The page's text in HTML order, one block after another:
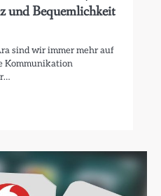
und Bequemlichkeit
sind wir immer mehr auf
Kommunikation